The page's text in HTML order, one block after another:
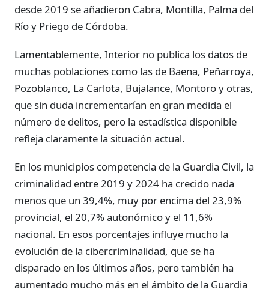
desde 2019 se añadieron Cabra, Montilla, Palma del
Río y Priego de Córdoba.
Lamentablemente, Interior no publica los datos de
muchas poblaciones como las de Baena, Peñarroya,
Pozoblanco, La Carlota, Bujalance, Montoro y otras,
que sin duda incrementarían en gran medida el
número de delitos, pero la estadística disponible
refleja claramente la situación actual.
En los municipios competencia de la Guardia Civil, la
criminalidad entre 2019 y 2024 ha crecido nada
menos que un 39,4%, muy por encima del 23,9%
provincial, el 20,7% autonómico y el 11,6%
nacional. En esos porcentajes influye mucho la
evolución de la cibercriminalidad, que se ha
disparado en los últimos años, pero también ha
aumentado mucho más en el ámbito de la Guardia